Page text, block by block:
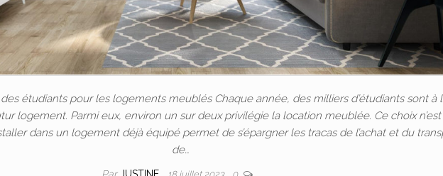
des étudiants pour les logements meublés Chaque année, des milliers d’étudiants sont à
logement. Parmi eux, environ un sur deux privilégie la location meublée. Ce choix n’est
dans un logement déjà équipé permet de s’épargner les tracas de l’achat et du
de…